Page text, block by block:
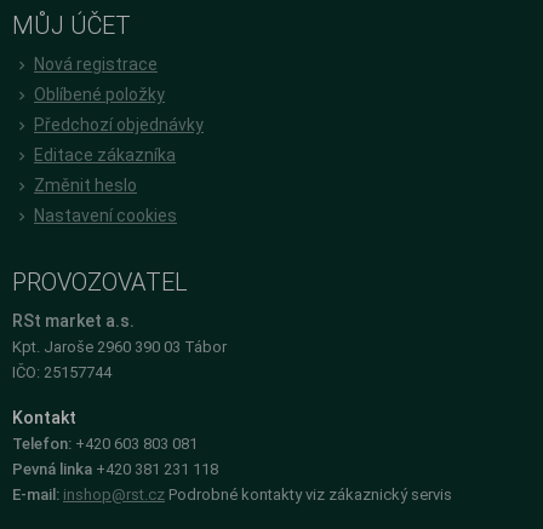
MŮJ ÚČET
Nová registrace
Oblíbené položky
Předchozí objednávky
Editace zákazníka
Změnit heslo
Nastavení cookies
PROVOZOVATEL
RSt market a.s.
Kpt. Jaroše 2960 390 03 Tábor
IČO: 25157744
Kontakt
Telefon: +420 603 803 081
Pevná linka +420 381 231 118
E-mail: inshop@rst.cz Podrobné kontakty viz zákaznický servis